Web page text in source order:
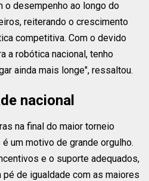
o desempenho ao longo do
reiterando o crescimento
competitiva. Com o devido
a robótica nacional, tenho
ainda mais longe", ressaltou.
nacional
na final do maior torneio
um motivo de grande orgulho.
e o suporte adequados,
de igualdade com as maiores